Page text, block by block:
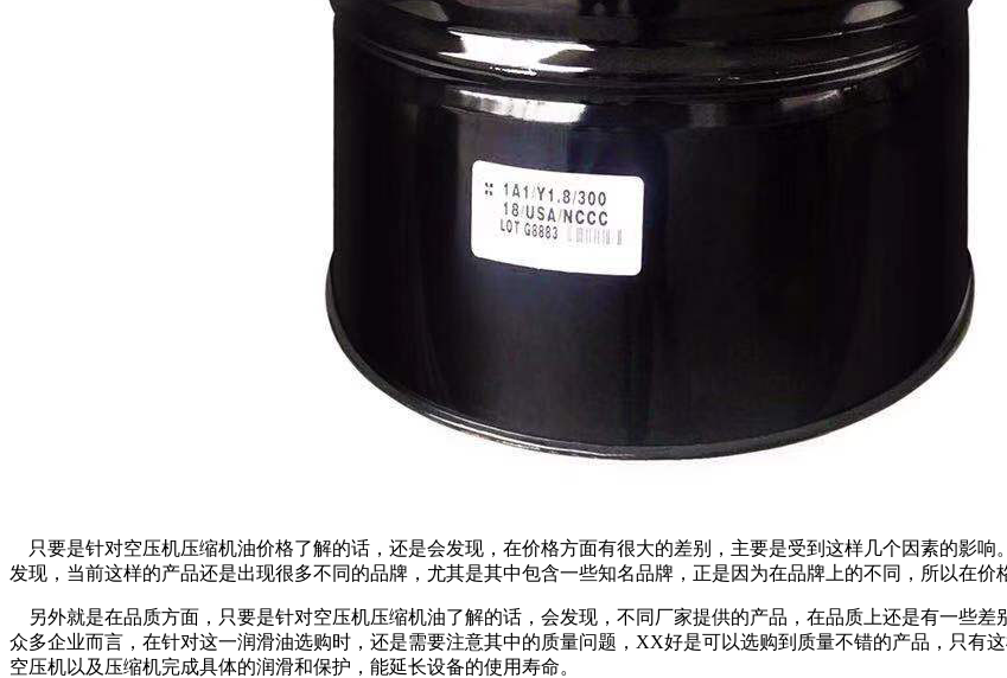
只要是针对空压机压缩机油价格了解的话，还是会发现，在价格方面有很大的差别，主要是受到这样几个因素的影响
发现，当前这样的产品还是出现很多不同的品牌，尤其是其中包含一些知名品牌，正是因为在品牌上的不同，所以在价
另外就是在品质方面，只要是针对空压机压缩机油了解的话，会发现，不同厂家提供的产品，在品质上还是有一些
众多企业而言，在针对这一润滑油选购时，还是需要注意其中的质量问题，XX好是可以选购到质量不错的产品，只有
空压机以及压缩机完成具体的润滑和保护，能延长设备的使用寿命。